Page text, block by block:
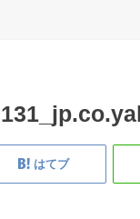
はてブ